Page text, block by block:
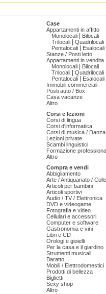
Case
Appartamenti in affitto
Monolocali
Bilocali
Trilocali
Quadrilocali
Pentalocali
Esalocali
Stanze / Posti letto
Appartamenti in vendita
Monolocali
Bilocali
Trilocali
Quadrilocali
Pentalocali
Esalocali
Immobili commerciali
Posti auto / Box
Casa vacanze
Altro
Corsi e lezioni
Corsi di lingua
Corsi d'informatica
Corsi di musica /
Lezioni private
Scambi linguistici
Formazione
Altro
Compra e vendi
Abbigliamento
Arte / Antiquariato /
Articoli per bambini
Articoli sportivi
Audio / TV / Elettronica
DVD e videogame
Fotografia e video
Cellulari e accessori
Computer e software
Gastronomia e vini
Libri e CD
Orologi e gioielli
Per la casa e il giardino
Strumenti musicali
Baratto
Mobili / Elettrodomestici
Prodotti di bellezza
Biglietti
Sexy shop
Altro